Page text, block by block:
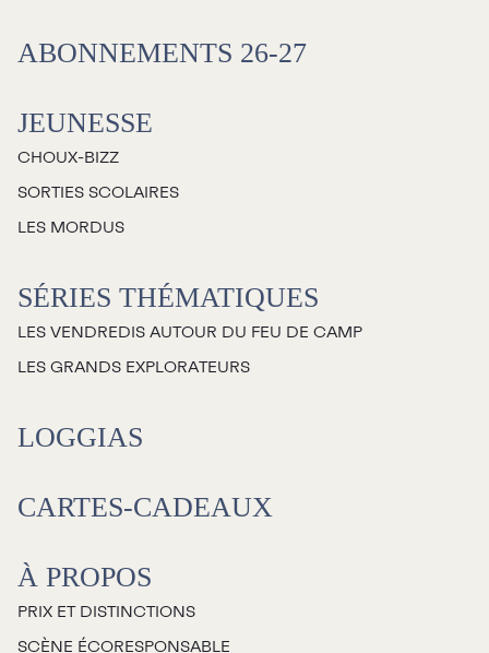
espaces
Loggias
Stationnement
Nous joindre
Emplois
Galerie d’art Antoine-
Sirois
ABONNEMENTS 26-27
JEUNESSE
CHOUX-BIZZ
SORTIES SCOLAIRES
LES MORDUS
SÉRIES THÉMATIQUES
LES VENDREDIS AUTOUR DU FEU DE CAMP
LES GRANDS EXPLORATEURS
LOGGIAS
CARTES-CADEAUX
À PROPOS
PRIX ET DISTINCTIONS
SCÈNE ÉCORESPONSABLE